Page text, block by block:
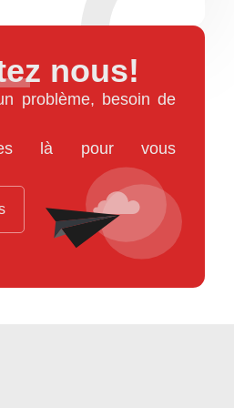
nous!
problème, besoin de
là pour vous